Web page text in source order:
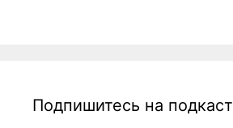
Подпишитесь на подкаст